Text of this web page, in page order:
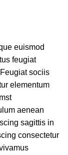
euismod
feugiat
sociis
elementum
aenean
sagittis in
consectetur